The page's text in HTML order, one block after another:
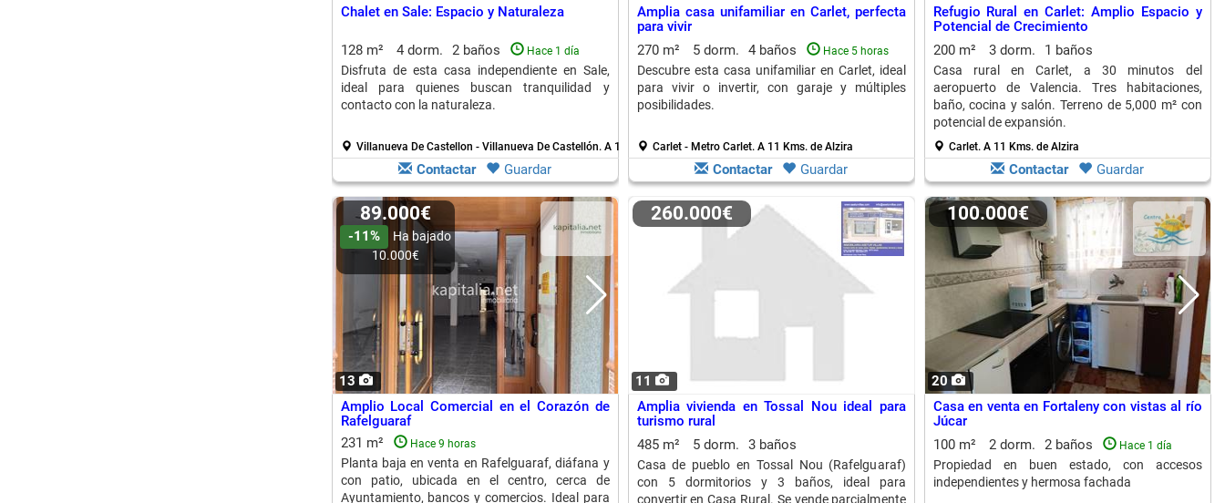
Chalet en Sale: Espacio y Naturaleza
128 m² 4 dorm. 2 baños Hace 1 día
Disfruta de esta casa independiente en Sale,
ideal para quienes buscan tranquilidad y
contacto con la naturaleza.
Villanueva De Castellon - Villanueva De Castellón. A 10 Kms. de Alzira
Contactar Guardar
Amplia casa unifamiliar en Carlet, perfecta
para vivir
270 m²
5 dorm. 4 baños Hace 5 horas
Descubre esta casa unifamiliar en Carlet, ideal
para vivir o invertir, con garaje y múltiples
posibilidades.
Carlet - Metro Carlet. A 11 Kms. de Alzira
Contactar Guardar
Refugio Rural en Carlet: Amplio Espacio y
Potencial de Crecimiento
200 m²
3 dorm. 1 baños
Casa rural en Carlet, a 30 minutos del
aeropuerto de Valencia. Tres habitaciones,
baño, cocina y salón. Terreno de 5,000 m² con
potencial de expansión.
Carlet. A 11 Kms. de Alzira
Contactar Guardar
13
89.000€
-11%
Ha bajado
10.000€
Amplio Local Comercial en el Corazón de
Rafelguaraf
231 m²
Hace 9 horas
Planta baja en venta en Rafelguaraf, diáfana y
con patio, ubicada en el centro, cerca de
Ayuntamiento, bancos y comercios. Ideal para
11
260.000€
Amplia vivienda en Tossal Nou ideal para
turismo rural
485 m²
5 dorm. 3 baños
Casa de pueblo en Tossal Nou (Rafelguaraf)
con 5 dormitorios y 3 baños, ideal para
convertir en Casa Rural. Se vende parcialmente
20
100.000€
Casa en venta en Fortaleny con vistas al río
Júcar
100 m²
2 dorm. 2 baños Hace 1 día
Propiedad en buen estado, con accesos
independientes y hermosa fachada